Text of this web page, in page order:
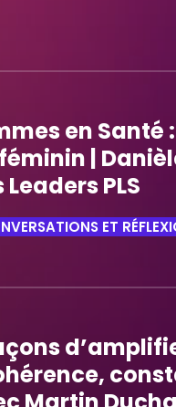
en Santé
|
Leaders PLS
ET